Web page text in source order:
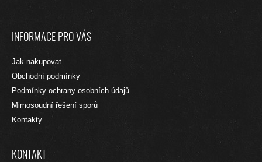
INFORMACE PRO VÁS
Jak nakupovat
Obchodní podmínky
Podmínky ochrany osobních údajů
Mimosoudní řešení sporů
Kontakty
KONTAKT